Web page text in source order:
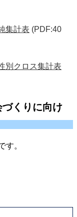
集計表 (PDF:40
別クロス集計表
づくりに向け
す。